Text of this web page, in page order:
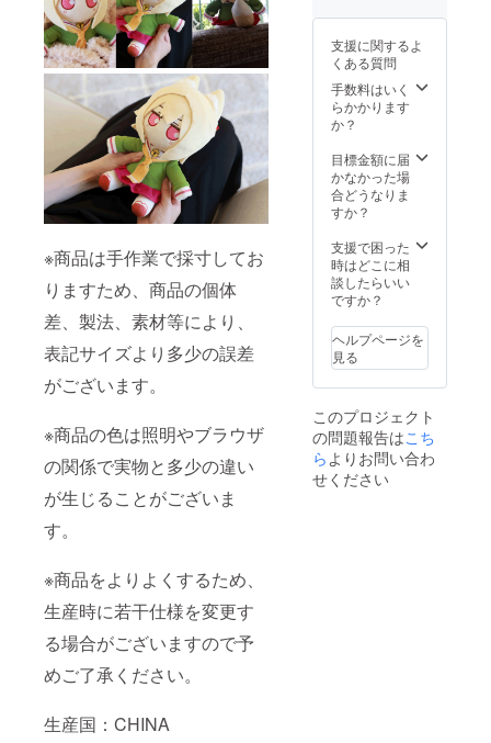
※商品は手作業で採寸してお
りますため、商品の個体
差、製法、素材等により、
表記サイズより多少の誤差
がございます。
※商品の色は照明やブラウザ
の関係で実物と多少の違い
が生じることがございま
す。
※商品をよりよくするため、
生産時に若干仕様を変更す
る場合がございますので予
めご了承ください。
生産国：CHINA
す。 画
像はイ
メージ
です。
金額に
は消費
）と送
料1,100
円を含
す。
になり
画像は
イメー
ジで
す。 金
（10%
）と送
料1,100
りま
す。
支援に関するよ
くある質問
手数料はいく
らかかります
か？
目標金額に届
かなかった場
合どうなりま
すか？
支援で困った
時はどこに相
談したらいい
ですか？
ヘルプページを
見る
このプロジェクト
の問題報告はこち
らよりお問い合わ
せください